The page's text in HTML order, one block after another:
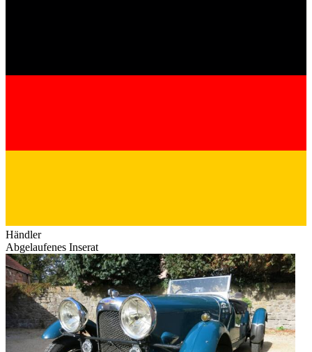
Händler
Abgelaufenes Inserat